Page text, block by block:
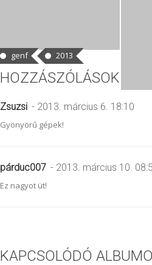
genf 2013
HOZZÁSZÓLÁSOK
Zsuzsi - 2013. március 6. 18:10
Gyönyörű gépek!
párduc007 - 2013. március 10.
Ez nagyot üt!
KAPCSOLÓDÓ